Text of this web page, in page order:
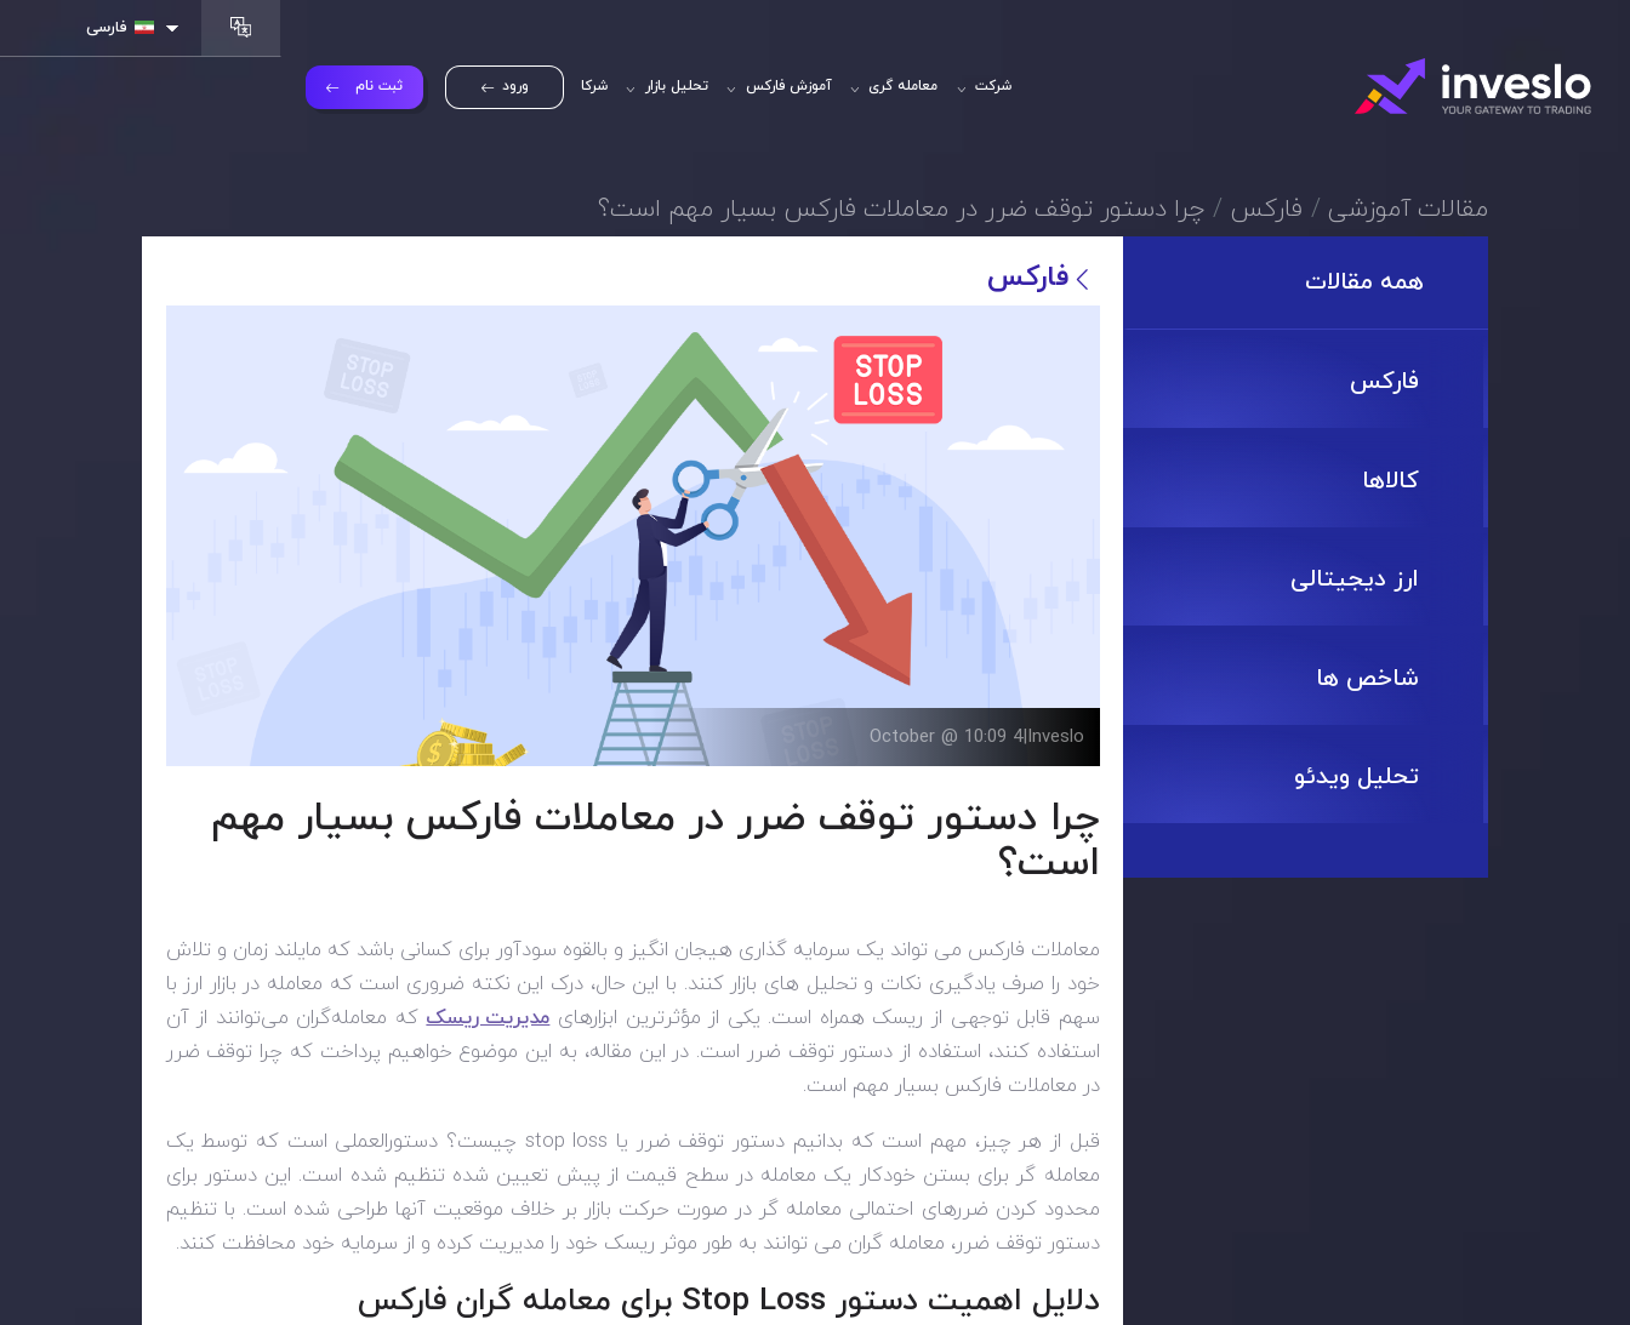
شرکت معامله گری آموزش فارکس تحلیل بازار شرکا ورود ثبت نام
فارسی
مقالات آموزشی فارکس چرا دستور توقف ضرر در معاملات فارکس بسیار مهم است؟
همه مقالات
فارکس
کالاها
ارز دیجیتالی
شاخص ها
تحلیل ویدئو
فارکس
Inveslo
|
4 October @ 10:09
چرا دستور توقف ضرر در معاملات فارکس بسیار مهم
است؟
معاملات فارکس می تواند یک سرمایه گذاری هیجان انگیز و بالقوه سودآور برای کسانی باشد که مایلند زمان و تلاش
خود را صرف یادگیری نکات و تحلیل های بازار کنند. با این حال، درک این نکته ضروری است که معامله در بازار ارز با
سهم قابل توجهی از ریسک همراه است. یکی از مؤثرترین ابزارهایمدیریت ریسککه معامله‌گران می‌توانند از آن
استفاده کنند، استفاده از دستور توقف ضرر است. در این مقاله، به این موضوع خواهیم پرداخت که چرا توقف ضرر
در معاملات فارکس بسیار مهم است.
قبل از هر چیز، مهم است که بدانیم دستور توقف ضرر یا stop loss چیست؟ دستورالعملی است که توسط یک
معامله گر برای بستن خودکار یک معامله در سطح قیمت از پیش تعیین شده تنظیم شده است. این دستور برای
محدود کردن ضررهای احتمالی معامله گر در صورت حرکت بازار بر خلاف موقعیت آنها طراحی شده است. با تنظیم
دستور توقف ضرر، معامله گران می توانند به طور موثر ریسک خود را مدیریت کرده و از سرمایه خود محافظت کنند.
دلایل اهمیت دستور Stop Loss برای معامله گران فارکس